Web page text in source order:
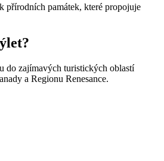
přírodních památek, které propojuje
do zajímavých turistických oblastí
a Regionu Renesance.